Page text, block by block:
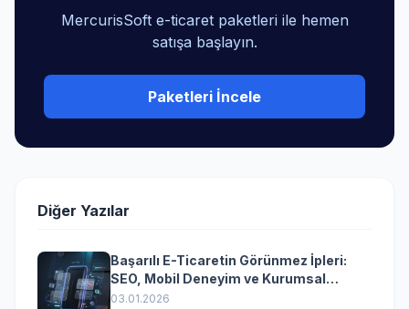
MercurisSoft e-ticaret paketleri ile hemen
satışa başlayın.
Paketleri İncele
Diğer Yazılar
Başarılı E-Ticaretin Görünmez İpleri:
SEO, Mobil Deneyim ve Kurumsal
Yazılımın Kazandıran Senkronizasyonu
03.01.2026